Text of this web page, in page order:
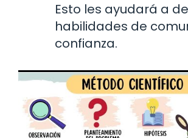
Esto les ayudará a
habilidades de
confianza.